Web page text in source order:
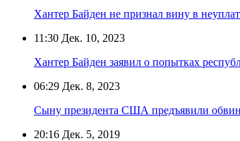
Хантер Байден не признал вину в
11:30 Дек. 10, 2023
Хантер Байден заявил о попытках
06:29 Дек. 8, 2023
Сыну президента США предъявили
20:16 Дек. 5, 2019